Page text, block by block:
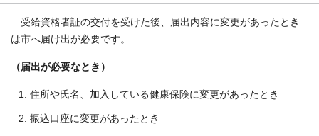
受給資格者証の交付を受けた後、届出内容に変更があったとき
は市へ届け出が必要です。
（届出が必要なとき）
住所や氏名、加入している健康保険に変更があったとき
振込口座に変更があったとき